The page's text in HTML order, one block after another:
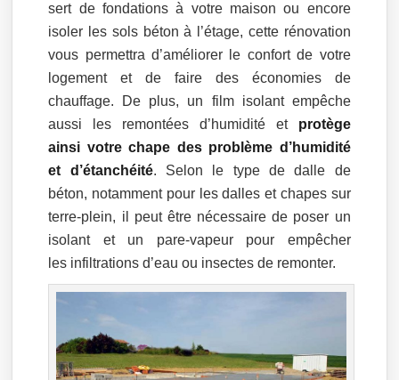
sert de fondations à votre maison ou encore
isoler les sols béton à l’étage, cette rénovation
vous permettra d’améliorer le confort de votre
logement et de faire des économies de
chauffage. De plus, un film isolant empêche
aussi les remontées d’humidité et protège
ainsi votre chape des problème d’humidité
et d’étanchéité. Selon le type de dalle de
béton, notamment pour les dalles et chapes sur
terre-plein, il peut être nécessaire de poser un
isolant et un pare-vapeur pour empêcher
les infiltrations d’eau ou insectes de remonter.